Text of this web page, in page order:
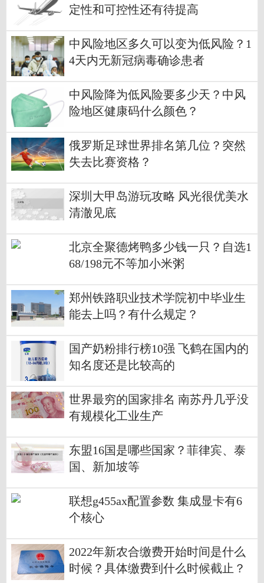
定性和可控性还有待提高
中风险地区多久可以变为低风险？1
4天内无新冠病毒确诊患者
中风险降为低风险要多少天？中风
险地区健康码什么颜色？
俄罗斯足球世界排名第几位？突然
失去比赛资格？
深圳大甲岛游玩攻略 风光很优美水
清澈见底
北京全聚德烤鸭多少钱一只？自选1
68/198元不等加小米粥
郑州铁路职业技术学院初中毕业生
能去上吗？有什么规定？
国产奶粉排行榜10强 飞鹤在国内的
知名度还是比较高的
世界最穷的国家排名 南苏丹几乎没
有规模化工业生产
东盟16国是哪些国家？菲律宾、泰
国、新加坡等
联想g455ax配置参数 集成显卡有6
个核心
2022年新农合缴费开始时间是什么
时候？具体缴费到什么时候截止？